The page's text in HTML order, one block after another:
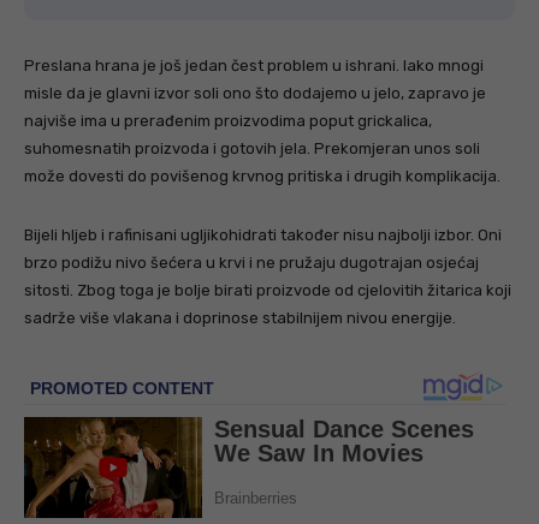
Preslana hrana je još jedan čest problem u ishrani. Iako mnogi
misle da je glavni izvor soli ono što dodajemo u jelo, zapravo je
najviše ima u prerađenim proizvodima poput grickalica,
suhomesnatih proizvoda i gotovih jela. Prekomjeran unos soli
može dovesti do povišenog krvnog pritiska i drugih komplikacija.
Bijeli hljeb i rafinisani ugljikohidrati također nisu najbolji izbor. Oni
brzo podižu nivo šećera u krvi i ne pružaju dugotrajan osjećaj
sitosti. Zbog toga je bolje birati proizvode od cjelovitih žitarica koji
sadrže više vlakana i doprinose stabilnijem nivou energije.